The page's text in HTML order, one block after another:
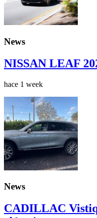
News
NISSAN LEAF
hace 1 week
News
CADILLAC